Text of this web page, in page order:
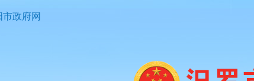
市政府网